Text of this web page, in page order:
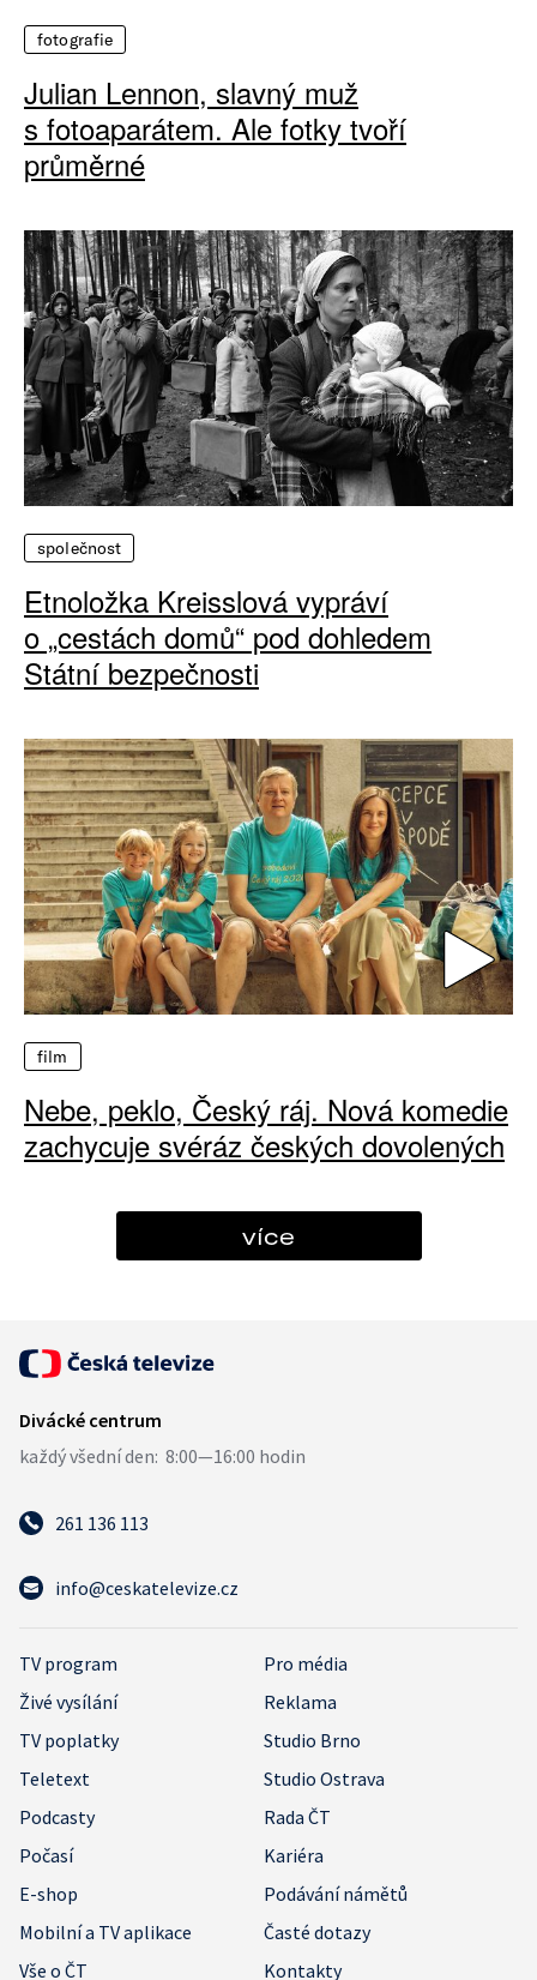
fotografie
Julian Lennon, slavný muž
s fotoaparátem. Ale fotky tvoří
průměrné
společnost
Etnoložka Kreisslová vypráví
o „cestách domů“ pod dohledem
Státní bezpečnosti
film
Nebe, peklo, Český ráj. Nová komedie
zachycuje svéráz českých dovolených
více
261 136 113
info@ceskatelevize.cz
TV program
Pro média
Živé vysílání
Reklama
TV poplatky
Studio Brno
Teletext
Studio Ostrava
Podcasty
Rada ČT
Počasí
Kariéra
E-shop
Podávání námětů
Mobilní a TV aplikace
Časté dotazy
Vše o ČT
Kontakty